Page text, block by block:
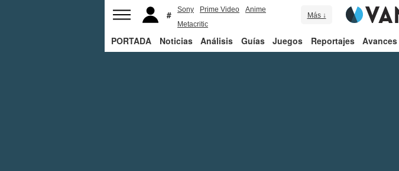
Sony Prime Video
Anime
Metacritic
Más ↓
PORTADA Noticias Análisis Guías Juegos Reportajes Avances